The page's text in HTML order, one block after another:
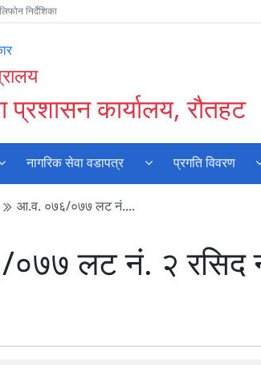
निर्देशिका
प्रशासन कार्यालय, रौतहट
नागरिक सेवा वडापत्र प्रगति विवरण
आ.व. ०७६/०७७ लट नं....
लट नं. २ रसिद